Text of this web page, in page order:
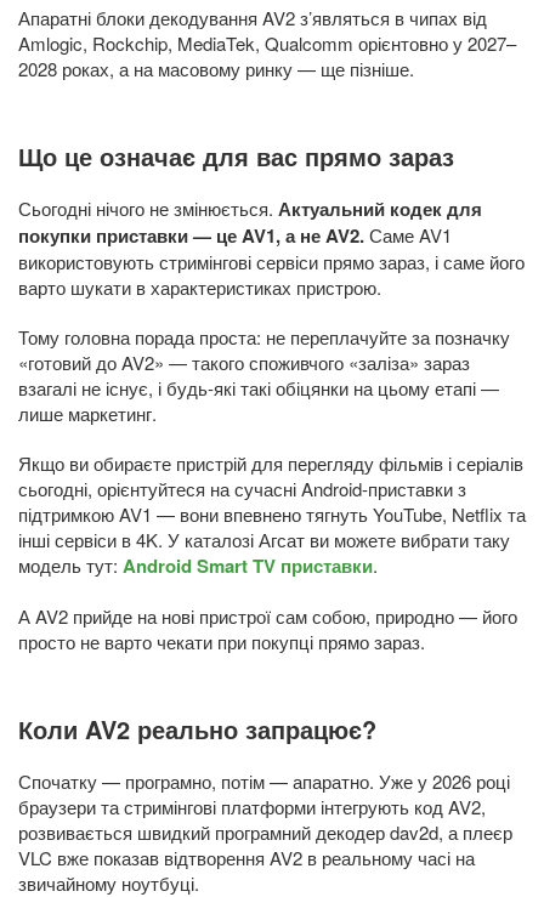
Апаратні блоки декодування AV2 з’являться в чипах від
Amlogic, Rockchip, MediaTek, Qualcomm орієнтовно у 2027–
2028 роках, а на масовому ринку — ще пізніше.
Що це означає для вас прямо зараз
Сьогодні нічого не змінюється. Актуальний кодек для
покупки приставки — це AV1, а не AV2.Саме AV1
використовують стримінгові сервіси прямо зараз, і саме його
варто шукати в характеристиках пристрою.
Тому головна порада проста: не переплачуйте за позначку
«готовий до AV2» — такого споживчого «заліза» зараз
взагалі не існує, і будь-які такі обіцянки на цьому етапі —
лише маркетинг.
Якщо ви обираєте пристрій для перегляду фільмів і серіалів
сьогодні, орієнтуйтеся на сучасні Android-приставки з
підтримкою AV1 — вони впевнено тягнуть YouTube, Netflix та
інші сервіси в 4K. У каталозі Агсат ви можете вибрати таку
модель тут: Android Smart TV приставки.
А AV2 прийде на нові пристрої сам собою, природно — його
просто не варто чекати при покупці прямо зараз.
Коли AV2 реально запрацює?
Спочатку — програмно, потім — апаратно. Уже у 2026 році
браузери та стримінгові платформи інтегрують код AV2,
розвивається швидкий програмний декодер dav2d, а плеєр
VLC вже показав відтворення AV2 в реальному часі на
звичайному ноутбуці.